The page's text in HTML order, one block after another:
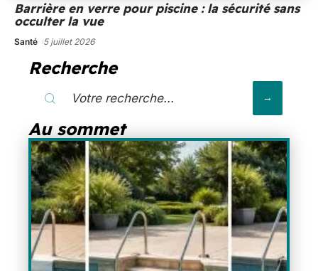
Barrière en verre pour piscine : la sécurité sans
occulter la vue
Santé 5 juillet 2026
Recherche
Au sommet